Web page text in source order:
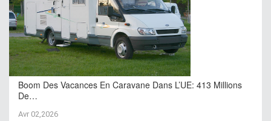
Boom Des Vacances En Caravane Dans L’UE: 413 Millions
De…
Avr 02,2026